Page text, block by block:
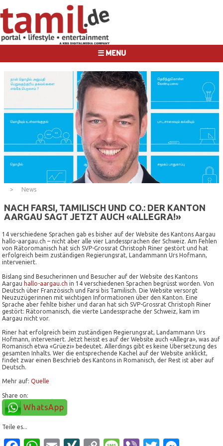
☰ MENU
News
NACH FARSI, TAMILISCH UND CO.: DER KANTON
AARGAU SAGT JETZT AUCH «ALLEGRA!»
14 verschiedene Sprachen gab es bisher auf der Website des Kantons Aargau
hallo-aargau.ch – nicht aber alle vier Landessprachen der Schweiz. Am Fehlen
von Rätoromanisch hat sich SVP-Grossrat Christoph Riner gestört und hat
erfolgreich beim zuständigen Regierungsrat, Landammann Urs Hofmann,
interveniert.
Bislang sind Besucherinnen und Besucher auf der Website des Kantons
Aargau hallo-aargau.ch in 14 verschiedenen Sprachen begrüsst worden. Von
Deutsch über Französisch und Farsi bis Tamilisch. Die Website versorgt
Neuzuzügerinnen mit wichtigen Informationen über den Kanton. Eine
Sprache aber fehlte bisher und daran hat sich SVP-Grossrat Christoph Riner
gestört: Rätoromanisch, die vierte Landessprache der Schweiz, kam im
Aargau nicht vor.
Riner hat erfolgreich beim zuständigen Regierungsrat, Landammann Urs
Hofmann, interveniert. Jetzt heisst es auf der Website auch «Allegra», was auf
Romanisch etwa «Grüezi» bedeutet. Allerdings gibt es keine Übersetzung des
gesamten Inhalts. Wer die entsprechende Kachel auf der Website anklickt,
findet zwar einen Beschrieb des Kantons in Romanisch, der Rest ist aber auf
Deutsch.
Mehr auf:Quelle
Share on:
WhatsApp
Teile es...